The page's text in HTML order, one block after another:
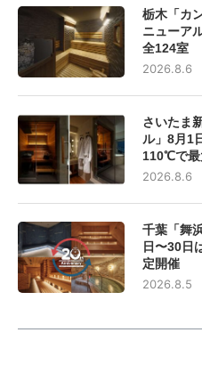
栃木「カ
ニューア
全124室
2026.8.6
さいたま
ル」8月1
110℃で最
2026.8.6
千葉「舞
日〜30日
定開催
2026.8.5